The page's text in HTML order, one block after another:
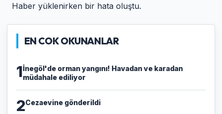
Haber yüklenirken bir hata oluştu.
EN COK OKUNANLAR
1İnegöl'de orman yangını! Havadan ve karadan
müdahale ediliyor
2Cezaevine gönderildi